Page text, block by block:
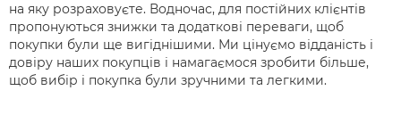
на яку розраховуєте. Водночас, для постійних клієнтів
пропонуються знижки та додаткові переваги, щоб
покупки були ще вигіднішими. Ми цінуємо відданість і
довіру наших покупців і намагаємося зробити більше,
щоб вибір і покупка були зручними та легкими.